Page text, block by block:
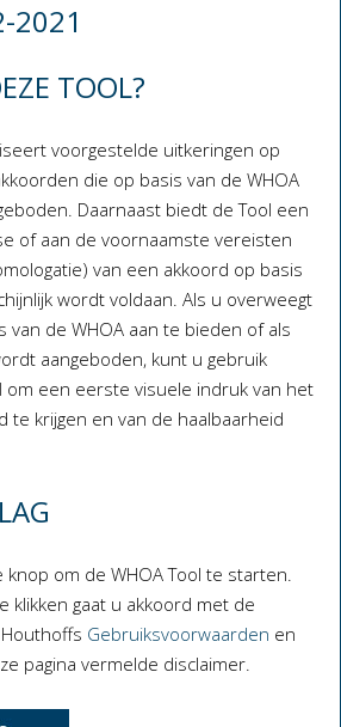
2021
TOOL?
voorgestelde uitkeringen op
die op basis van de WHOA
Daarnaast biedt de Tool een
of aan de voornaamste vereisten
van een akkoord op basis
wordt voldaan. Als u overweegt
van de WHOA aan te bieden of als
aangeboden, kunt u gebruik
om een eerste visuele indruk van het
te krijgen en van de haalbaarheid
om de WHOA Tool te starten.
klikken gaat u akkoord met de
Gebruiksvoorwaarden en
pagina vermelde disclaimer.